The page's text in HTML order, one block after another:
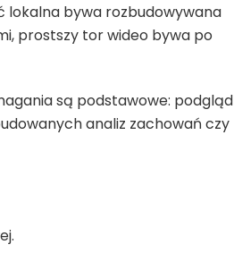
lokalna bywa rozbudowywana
prostszy tor wideo bywa po
są podstawowe: podgląd
analiz zachowań czy